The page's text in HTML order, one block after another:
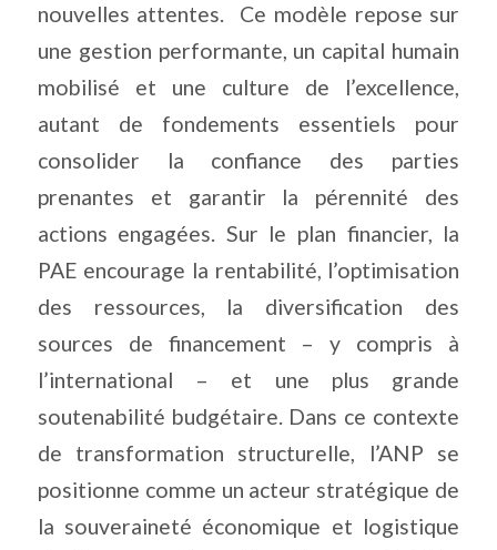
nouvelles attentes.
Ce modèle repose sur
une gestion performante, un capital humain
mobilisé et une culture de l’excellence,
autant de fondements essentiels pour
consolider la confiance des parties
prenantes et garantir la pérennité des
actions engagées. Sur le plan financier, la
PAE encourage la rentabilité, l’optimisation
des ressources, la diversification des
sources de financement – y compris à
l’international – et une plus grande
soutenabilité budgétaire. Dans ce contexte
de transformation structurelle, l’ANP se
positionne comme un acteur stratégique de
la souveraineté économique et logistique